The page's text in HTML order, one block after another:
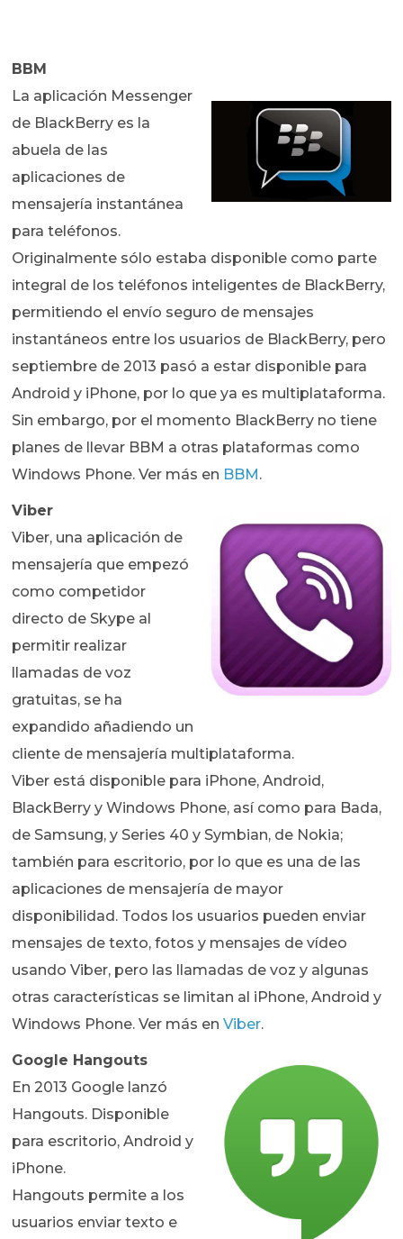
BBM
La aplicación Messenger
de BlackBerry es la
abuela de las
aplicaciones de
mensajería instantánea
para teléfonos.
Originalmente sólo estaba disponible como parte
integral de los teléfonos inteligentes de BlackBerry,
permitiendo el envío seguro de mensajes
instantáneos entre los usuarios de BlackBerry, pero
septiembre de 2013 pasó a estar disponible para
Android y iPhone, por lo que ya es multiplataforma.
Sin embargo, por el momento BlackBerry no tiene
planes de llevar BBM a otras plataformas como
Windows Phone. Ver más en BBM.
Viber
Viber, una aplicación de
mensajería que empezó
como competidor
directo de Skype al
permitir realizar
llamadas de voz
gratuitas, se ha
expandido añadiendo un
cliente de mensajería multiplataforma.
Viber está disponible para iPhone, Android,
BlackBerry y Windows Phone, así como para Bada,
de Samsung, y Series 40 y Symbian, de Nokia;
también para escritorio, por lo que es una de las
aplicaciones de mensajería de mayor
disponibilidad. Todos los usuarios pueden enviar
mensajes de texto, fotos y mensajes de vídeo
usando Viber, pero las llamadas de voz y algunas
otras características se limitan al iPhone, Android y
Windows Phone. Ver más enViber.
Google Hangouts
En 2013 Google lanzó
Hangouts. Disponible
para escritorio, Android y
iPhone.
Hangouts permite a los
usuarios enviar texto e